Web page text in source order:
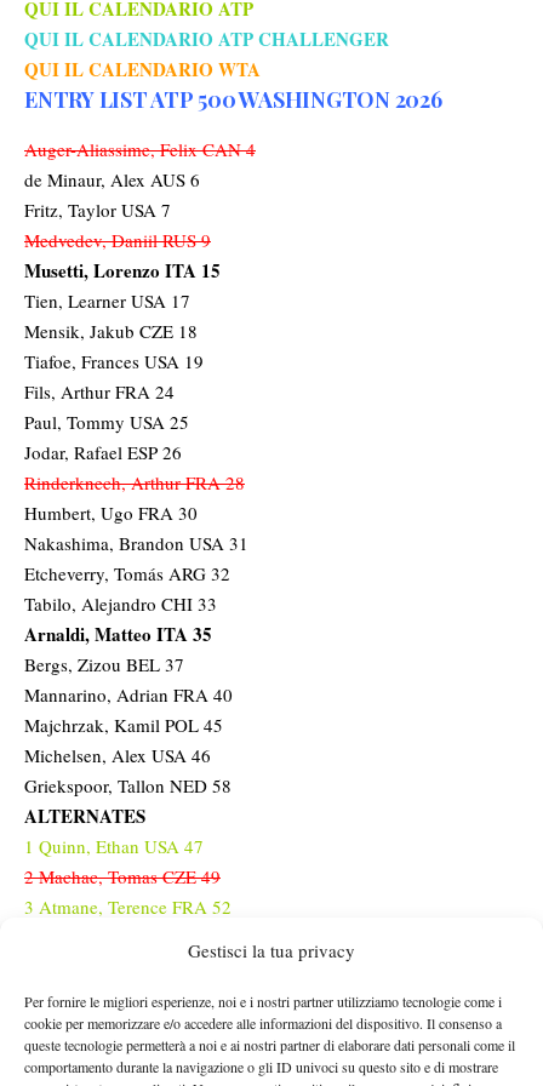
Gestisci la tua privacy
Per fornire le migliori esperienze, noi e i nostri partner utilizziamo tecnologie come i
cookie per memorizzare e/o accedere alle informazioni del dispositivo. Il consenso a
queste tecnologie permetterà a noi e ai nostri partner di elaborare dati personali come il
comportamento durante la navigazione o gli ID univoci su questo sito e di mostrare
QUI IL CALENDARIO ATP
QUI IL CALENDARIO ATP CHALLENGER
QUI IL CALENDARIO WTA
ENTRY LIST ATP 500 WASHINGTON 2026
Auger-Aliassime, Felix CAN 4
de Minaur, Alex AUS 6
Fritz, Taylor USA 7
Medvedev, Daniil RUS 9
Musetti, Lorenzo ITA 15
Tien, Learner USA 17
Mensik, Jakub CZE 18
Tiafoe, Frances USA 19
Fils, Arthur FRA 24
Paul, Tommy USA 25
Jodar, Rafael ESP 26
Rinderknech, Arthur FRA 28
Humbert, Ugo FRA 30
Nakashima, Brandon USA 31
Etcheverry, Tomás ARG 32
Tabilo, Alejandro CHI 33
Arnaldi, Matteo ITA 35
Bergs, Zizou BEL 37
Mannarino, Adrian FRA 40
Majchrzak, Kamil POL 45
Michelsen, Alex USA 46
Griekspoor, Tallon NED 58
ALTERNATES
1 Quinn, Ethan USA 47
2 Machac, Tomas CZE 49
3 Atmane, Terence FRA 52
6 Korda, Sebastian USA 63
7 Svajda, Zachary USA 66
8 Bellucci, Mattia ITA 67